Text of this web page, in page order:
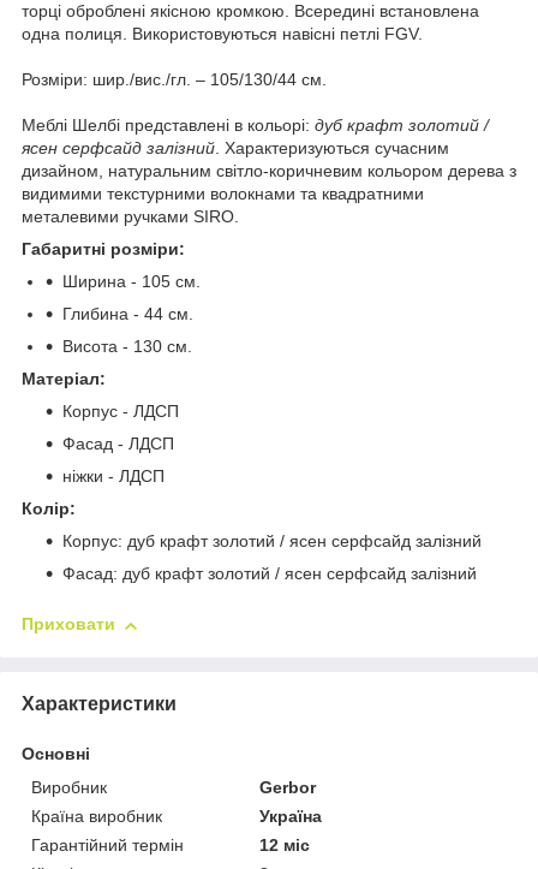
торці оброблені якісною кромкою. Всередині встановлена
одна полиця. Використовуються навісні петлі FGV.
Розміри: шир./вис./гл. – 105/130/44 см.
Меблі Шелбі представлені в кольорі: дуб крафт золотий /
ясен серфсайд залізний. Характеризуються сучасним
дизайном, натуральним світло-коричневим кольором дерева з
видимими текстурними волокнами та квадратними
металевими ручками SIRO.
Габаритні розміри:
Ширина - 105 см.
Глибина - 44 см.
Висота - 130 см.
Матеріал:
Корпус - ЛДСП
Фасад - ЛДСП
ніжки - ЛДСП
Колiр:
Корпус: дуб крафт золотий / ясен серфсайд залізний
Фасад: дуб крафт золотий / ясен серфсайд залізний
Приховати
Характеристики
Основні
Виробник
Gerbor
Країна виробник
Україна
Гарантійний термін
12 міс